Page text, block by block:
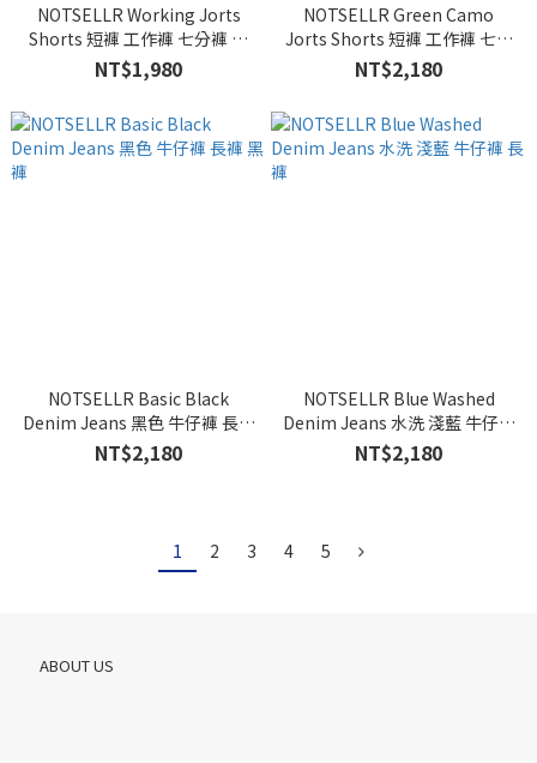
NOTSELLR Working Jorts
Shorts 短褲 工作褲 七分褲 卡
其
NT$1,980
NOTSELLR Green Camo
Jorts Shorts 短褲 工作褲 七分
褲
NT$2,180
NOTSELLR Basic Black
Denim Jeans 黑色 牛仔褲 長褲
黑褲
NT$2,180
NOTSELLR Blue Washed
Denim Jeans 水洗 淺藍 牛仔褲
長褲
NT$2,180
1 2 3 4 5
ABOUT US